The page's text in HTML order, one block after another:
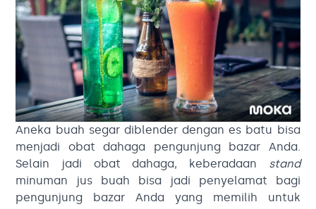
Aneka buah segar diblender dengan es batu bisa
menjadi obat dahaga pengunjung bazar Anda.
Selain jadi obat dahaga, keberadaan stand
minuman jus buah bisa jadi penyelamat bagi
pengunjung bazar Anda yang memilih untuk